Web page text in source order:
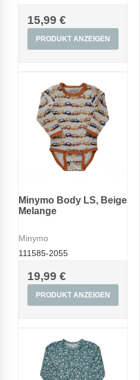
15,99 €
PRODUKT ANZEIGEN
Minymo Body LS, Beige
Melange
Minymo
111585-2055
19,99 €
PRODUKT ANZEIGEN